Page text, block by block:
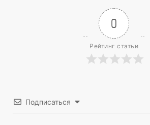
0
Рейтинг статьи
Подписаться